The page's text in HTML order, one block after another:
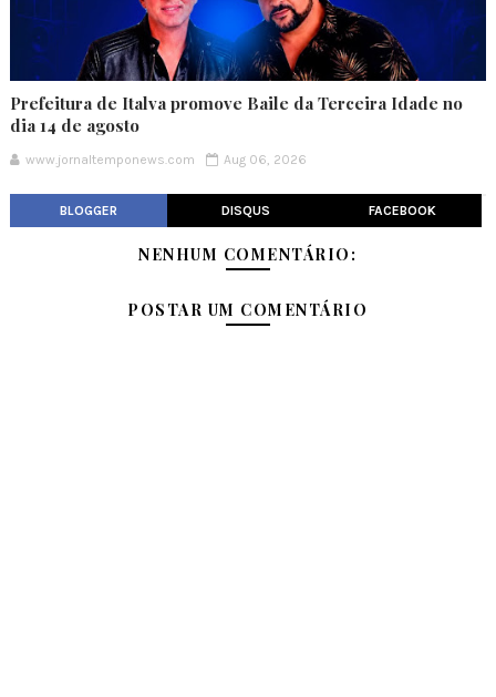
Prefeitura de Italva promove Baile da Terceira Idade no
dia 14 de agosto
www.jornaltemponews.com Aug 06, 2026
BLOGGER DISQUS FACEBOOK
NENHUM COMENTÁRIO:
POSTAR UM COMENTÁRIO